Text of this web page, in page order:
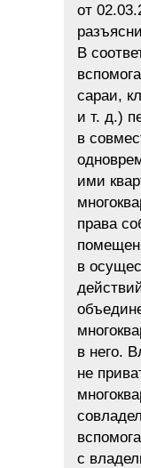
от
В
сараи,
и т. д.)
в
ими
права
в
в него.
не
с